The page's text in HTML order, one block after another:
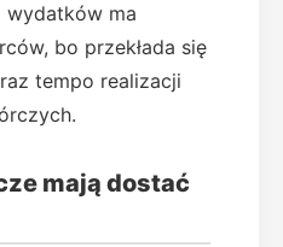
ma
bo przekłada się
tempo realizacji
mają dostać